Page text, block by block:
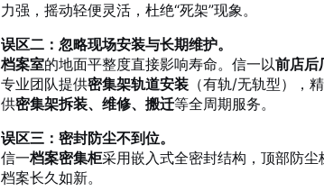
力强，摇动轻便灵活，杜绝“死架”现象。
误区二：忽略现场安装与长期维护。
档案室的地面平整度直接影响寿命。信一以前店后
专业团队提供密集架轨道安装 （有轨/无轨型），
供密集架拆装、维修、搬迁等全周期服务。
误区三：密封防尘不到位。
信一档案密集柜采用嵌入式全密封结构，顶部防
档案长久如新。